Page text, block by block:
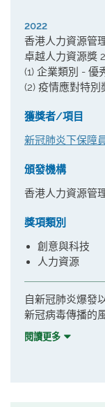
2022
香港人力資源管
卓越人力資源獎
(1) 企業類別 - 優
(2) 疫情應對特
獲獎者/項目
新冠肺炎下保障
頒發機構
香港人力資源管
獎項類別
創意與科技
人力資源
自新冠肺炎爆發
新冠病毒傳播的
是保障員工的健
市建局能繼續履
閱讀更多